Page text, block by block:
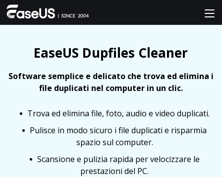
EaseUS Dupfiles Cleaner
Software semplice e delicato che trova ed elimina i
file duplicati nel computer in un clic.
Trova ed elimina file, foto, audio e video duplicati.
Pulisce in modo sicuro i file duplicati e risparmia
spazio sul computer.
Scansione e pulizia rapida per velocizzare le
prestazioni del PC.